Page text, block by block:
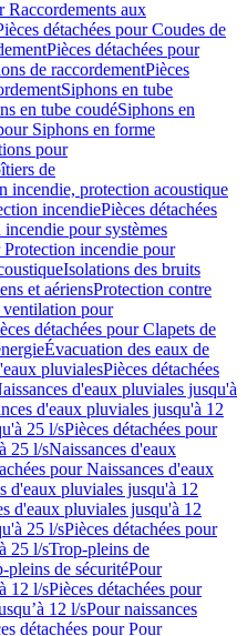
Raccordements aux
détachées pour Coudes de
Pièces détachées pour
de raccordementPièces
Siphons en tube
en tube coudéSiphons en
Siphons en forme
pour
de
incendie, protection acoustique
incendiePièces détachées
pour systèmes
Protection incendie pour
Isolations des bruits
et aériensProtection contre
ventilation pour
détachées pour Clapets de
Évacuation des eaux de
pluvialesPièces détachées
d'eaux pluviales jusqu'à
d'eaux pluviales jusqu'à 12
25 l/sPièces détachées pour
25 l/sNaissances d'eaux
pour Naissances d'eaux
d'eaux pluviales jusqu'à 12
d'eaux pluviales jusqu'à 12
25 l/sPièces détachées pour
25 l/sTrop-pleins de
pleins de sécuritéPour
12 l/sPièces détachées pour
12 l/sPour naissances
détachées pour Pour